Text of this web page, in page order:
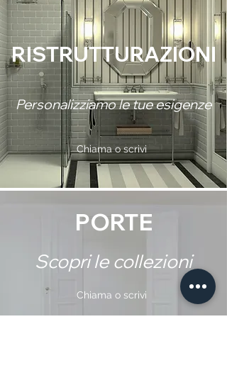
RISTRUTTURAZIONI
Personalizziamo le tue esigenze
Chiama o scrivi
PORTE
Scopri le collezioni
Chiama o scrivi